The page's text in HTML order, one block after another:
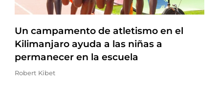
Un campamento de atletismo en el
Kilimanjaro ayuda a las niñas a
permanecer en la escuela
Robert Kibet